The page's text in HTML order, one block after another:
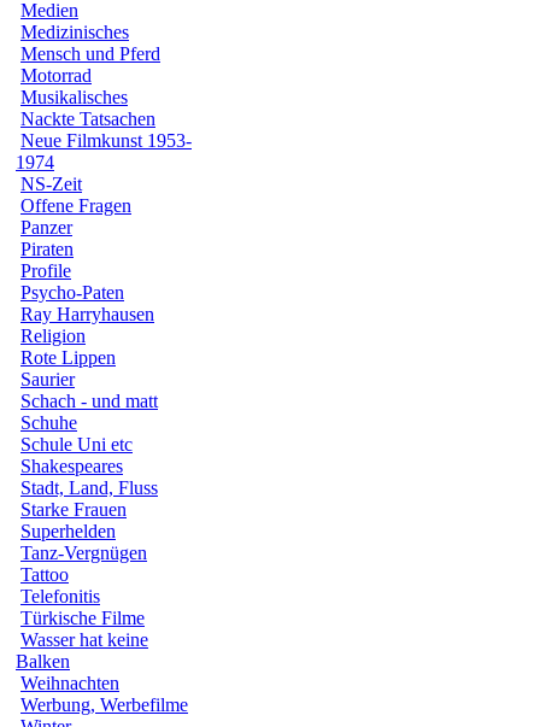
Medien
Medizinisches
Mensch und Pferd
Motorrad
Musikalisches
Nackte Tatsachen
Neue Filmkunst 1953-
1974
NS-Zeit
Offene Fragen
Panzer
Piraten
Profile
Psycho-Paten
Ray Harryhausen
Religion
Rote Lippen
Saurier
Schach - und matt
Schuhe
Schule Uni etc
Shakespeares
Stadt, Land, Fluss
Starke Frauen
Superhelden
Tanz-Vergnügen
Tattoo
Telefonitis
Türkische Filme
Wasser hat keine
Balken
Weihnachten
Werbung, Werbefilme